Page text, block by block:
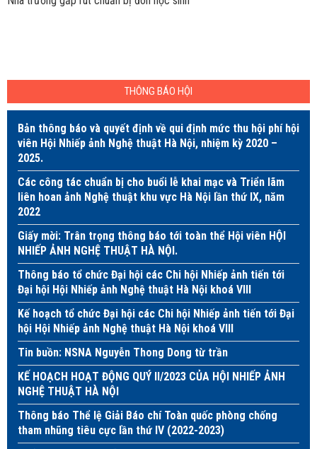
THÔNG BÁO HỘI
Bản thông báo và quyết định về qui định mức thu hội phí hội
viên Hội Nhiếp ảnh Nghệ thuật Hà Nội, nhiệm kỳ 2020 –
2025.
Các công tác chuẩn bị cho buổi lễ khai mạc và Triển lãm
liên hoan ảnh Nghệ thuật khu vực Hà Nội lần thứ IX, năm
2022
Giấy mời: Trân trọng thông báo tới toàn thể Hội viên HỘI
NHIẾP ẢNH NGHỆ THUẬT HÀ NỘI.
Thông báo tổ chức Đại hội các Chi hội Nhiếp ảnh tiến tới
Đại hội Hội Nhiếp ảnh Nghệ thuật Hà Nội khoá VIII
Kế hoạch tổ chức Đại hội các Chi hội Nhiếp ảnh tiến tới Đại
hội Hội Nhiếp ảnh Nghệ thuật Hà Nội khoá VIII
Tin buồn: NSNA Nguyễn Thong Dong từ trần
KẾ HOẠCH HOẠT ĐỘNG QUÝ II/2023 CỦA HỘI NHIẾP ẢNH
NGHỆ THUẬT HÀ NỘI
Thông báo Thể lệ Giải Báo chí Toàn quốc phòng chống
tham nhũng tiêu cực lần thứ IV (2022-2023)